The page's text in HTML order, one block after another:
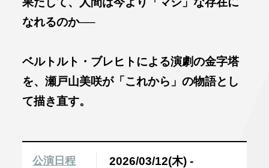
なれるのか──
ベルトルト・ブレヒトによる演劇の金字塔
を、瀬戸山美咲が「これから」の物語とし
て描き直す。
公演日程
2026/03/12(木) -